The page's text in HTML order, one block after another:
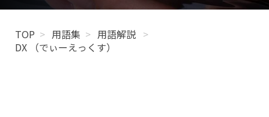
TOP 用語集
用語解説
DX （でぃーえっくす）